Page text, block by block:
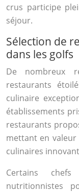
crus participe
séjour.
Sélection de
dans les golfs
De nombreux
restaurants
culinaire
établissements
restaurants
mettant en
culinaires
Certains
nutritionnistes